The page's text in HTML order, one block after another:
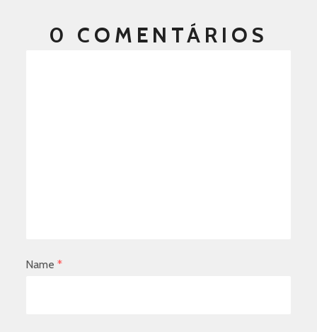
0 COMENTÁRIOS
Name *